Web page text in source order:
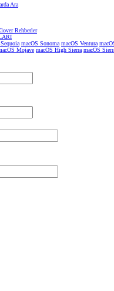
Ara
Rehberler
macOS Sonoma macOS Ventura
Mojave macOS High Sierra macOS